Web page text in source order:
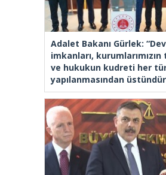
Adalet Bakanı Gürlek:
imkanları,
ve hukukun kudreti her
yapılanmasından